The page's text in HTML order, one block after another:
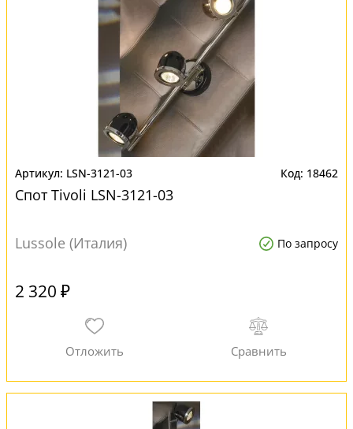
LSN-3121-03 18462
Спот Tivoli LSN-3121-03
Lussole (Италия) По запросу
2 320 ₽